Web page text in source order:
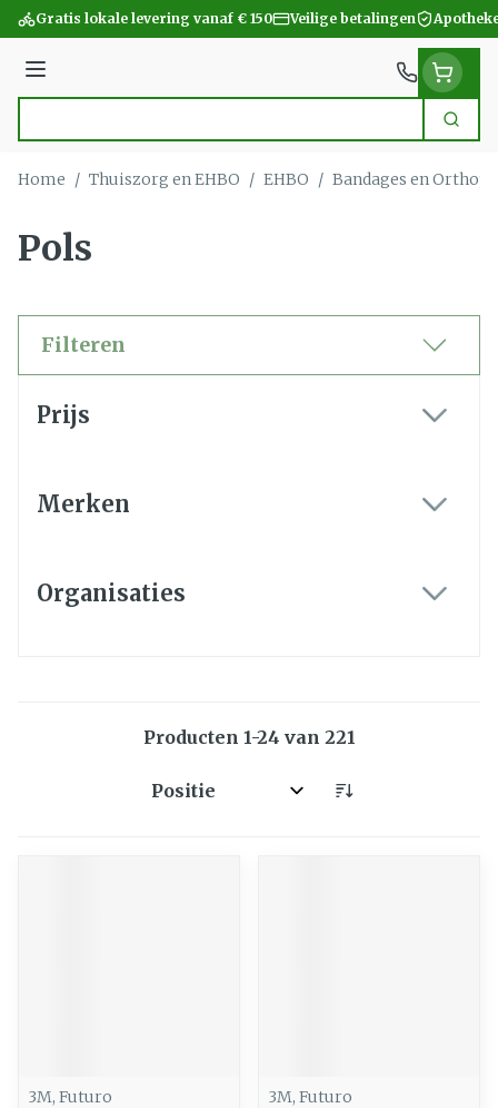
Ga naar de inhoud
Gratis lokale levering vanaf € 150 Veilige betalingen
Menu
Zoek
Home / Thuiszorg en EHBO / EHBO / Bandages en
Pols
Filteren
Prijs
Merken
Organisaties
Producten 1-24 van 221
Sorteer op:
3M, Futuro
3M, Futuro